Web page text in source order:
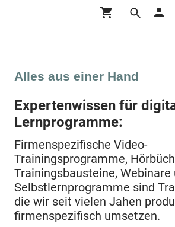
Alles aus einer Hand
Expertenwissen
Lernprogramme:
Firmenspezifische Video-
Trainingsprogramme,
Trainingsbausteine, Webinare
Selbstlernprogramme sind
die wir seit vielen Jahen
firmenspezifisch umsetzen.